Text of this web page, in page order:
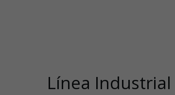
Línea Industrial